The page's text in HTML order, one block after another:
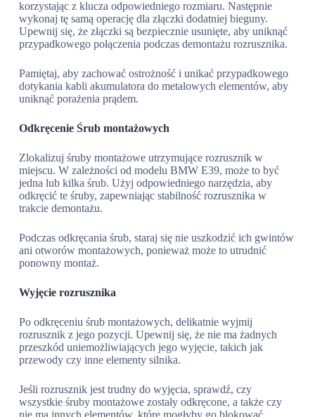
korzystając z klucza odpowiedniego rozmiaru. Następnie
wykonaj tę samą operację dla złączki dodatniej bieguny.
Upewnij się, że złączki są bezpiecznie usunięte, aby uniknąć
przypadkowego połączenia podczas demontażu rozrusznika.
Pamiętaj, aby zachować ostrożność i unikać przypadkowego
dotykania kabli akumulatora do metalowych elementów, aby
uniknąć porażenia prądem.
Odkręcenie Śrub montażowych
Zlokalizuj śruby montażowe utrzymujące rozrusznik w
miejscu. W zależności od modelu BMW E39, może to być
jedna lub kilka śrub. Użyj odpowiedniego narzędzia, aby
odkręcić te śruby, zapewniając stabilność rozrusznika w
trakcie demontażu.
Podczas odkręcania śrub, staraj się nie uszkodzić ich gwintów
ani otworów montażowych, ponieważ może to utrudnić
ponowny montaż.
Wyjęcie rozrusznika
Po odkręceniu śrub montażowych, delikatnie wyjmij
rozrusznik z jego pozycji. Upewnij się, że nie ma żadnych
przeszkód uniemożliwiających jego wyjęcie, takich jak
przewody czy inne elementy silnika.
Jeśli rozrusznik jest trudny do wyjęcia, sprawdź, czy
wszystkie śruby montażowe zostały odkręcone, a także czy
nie ma innych elementów, które mogłyby go blokować.